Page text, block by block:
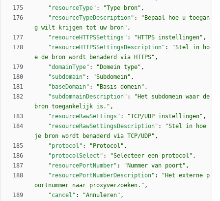
"resourceType" : "Type bron" ,
"resourceTypeDescription" :
"Bepaal hoe u toegan
g wilt krijgen tot uw bron" ,
"resourceHTTPSSettings" : "HTTPS instellingen" ,
"resourceHTTPSSettingsDescription" :
"Stel in ho
e de bron wordt benaderd via HTTPS" ,
"domainType" : "Domein type" ,
"subdomain" : "Subdomein" ,
"baseDomain" : "Basis domein" ,
"subdomnainDescription" :
"Het subdomein waar de
bron toegankelijk is." ,
"resourceRawSettings" : "TCP/UDP instellingen" ,
"resourceRawSettingsDescription" :
"Stel in hoe
je bron wordt benaderd via TCP/UDP" ,
"protocol" : "Protocol" ,
"protocolSelect" : "Selecteer een protocol" ,
"resourcePortNumber" : "Nummer van poort" ,
"resourcePortNumberDescription" :
"Het externe p
oortnummer naar proxyverzoeken." ,
"cancel" : "Annuleren" ,